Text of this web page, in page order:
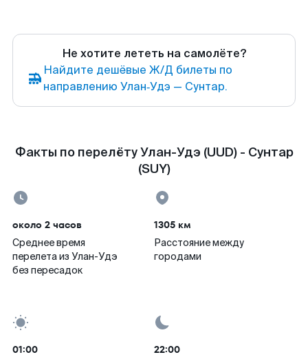
Не хотите лететь на самолёте?
Найдите дешёвые Ж/Д билеты по
направлению Улан‑Удэ — Сунтар.
Факты по перелёту Улан-Удэ (UUD) - Сунтар
(SUY)
около 2 часов
Среднее время
перелета из Улан-Удэ
без пересадок
1305 км
Расстояние между
городами
01:00 22:00